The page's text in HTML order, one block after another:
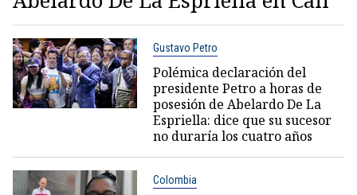
Gustavo Petro
Polémica declaración del
presidente Petro a horas de
posesión de Abelardo De La
Espriella: dice que su sucesor
no duraría los cuatro años
Colombia